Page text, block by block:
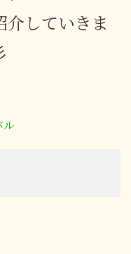
介していきま
ル